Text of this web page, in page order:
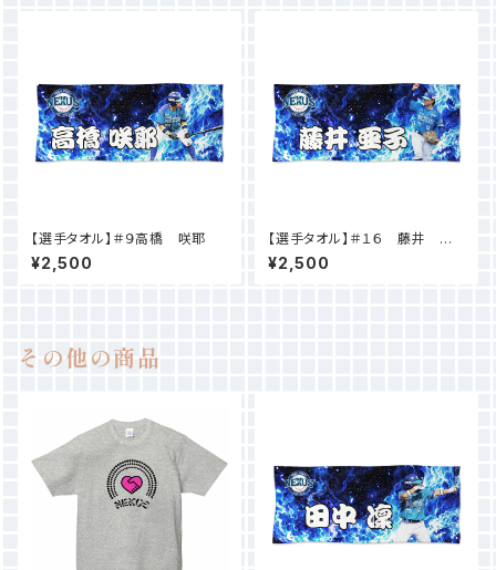
【選手タオル】＃９高橋 咲耶
¥2,500
【選手タオル】＃１６ 藤井 亜
子
¥2,500
その他の商品